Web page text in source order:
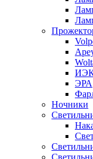
ЭРА
Ночники